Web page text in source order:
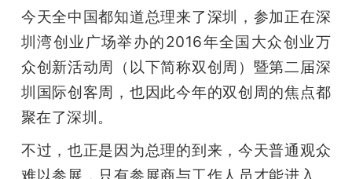
中
心
GAIR
专
今天全中国都知道总理来了深圳，参加正在深
圳湾创业广场举办的2016年全国大众创业万
众创新活动周（以下简称双创周）暨第二届深
圳国际创客周，也因此今年的双创周的焦点都
聚在了深圳。
不过，也正是因为总理的到来，今天普通观众
难以参展，只有参展商与工作人员才能进入。